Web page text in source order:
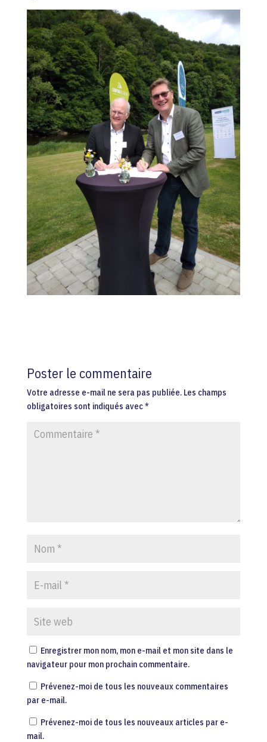
Poster le commentaire
Votre adresse e-mail ne sera pas publiée. Les champs
obligatoires sont indiqués avec*
Enregistrer mon nom, mon e-mail et mon site dans le
navigateur pour mon prochain commentaire.
Prévenez-moi de tous les nouveaux commentaires
par e-mail.
Prévenez-moi de tous les nouveaux articles par e-
mail.